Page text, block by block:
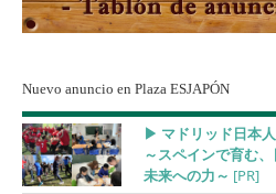
Nuevo anuncio en Plaza ESJAPÓN
▶︎ マドリッド日本
～スペインで育む
未来への力～ [PR]